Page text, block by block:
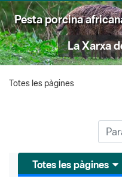
Pesta porcina
La Xarxa
Totes les pàgines
Totes les pàgines